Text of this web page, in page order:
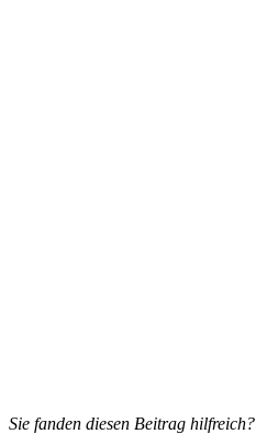
Sie fanden diesen Beitrag hilfreich?